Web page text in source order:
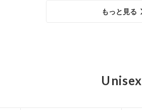
もっと見る
Unisex